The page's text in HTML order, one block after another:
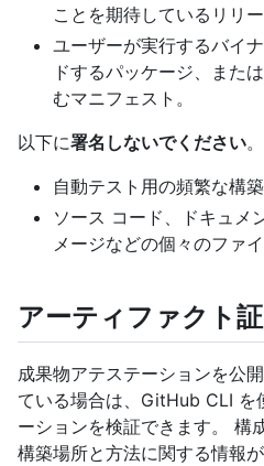
ことを期待しているリリ
ユーザーが実行するバイ
ドするパッケージ、また
むマニフェスト。
以下に署名しないでください。
自動テスト用の頻繁な構築
ソース コード、ドキュメ
メージなどの個々のファイ
アーティファクト
成果物アテステーションを公
ている場合は、GitHub CLI を
ーションを検証できます。 構
構築場所と方法に関する情報